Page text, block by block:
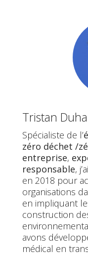
Tristan
Spécialiste de l’
zéro déchet /
entreprise,
responsable,
en 2018 pour
organisations
en impliquant
construction
avons
médical en